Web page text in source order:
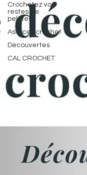
Crochetez vos
restes de
pelotes
Astuces crochet
Découvertes
CAL CROCHET